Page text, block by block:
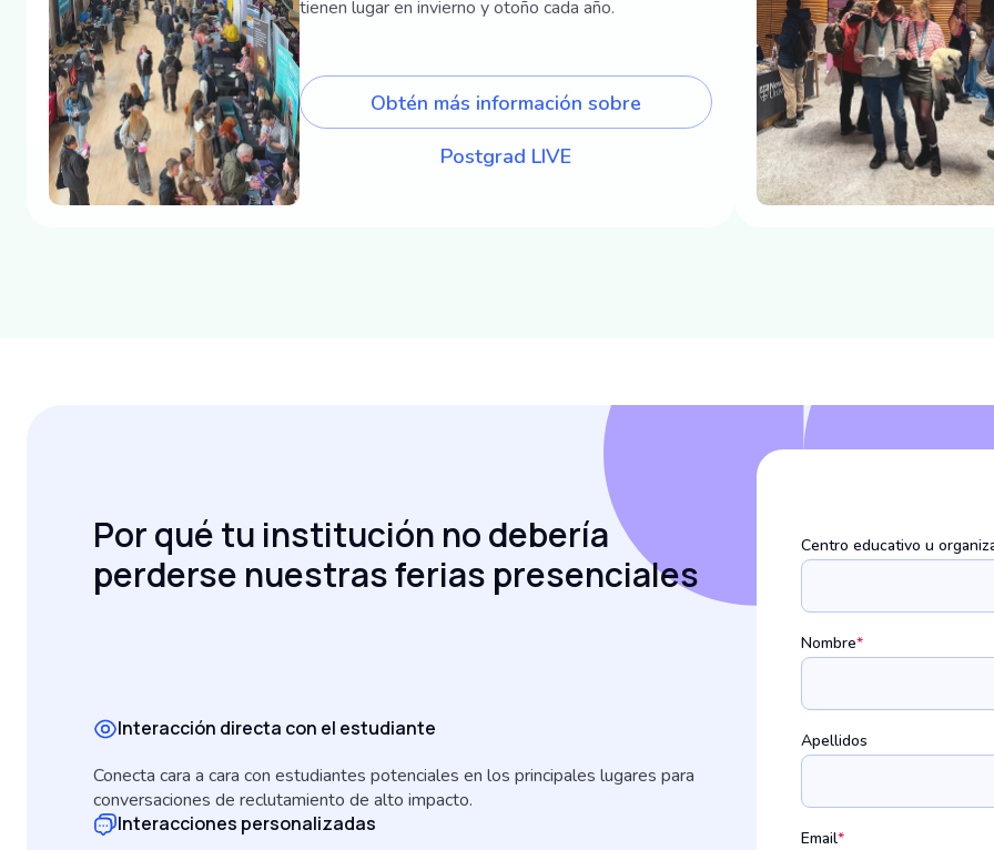
tienen lugar en invierno y otoño cada año.
Obtén más información sobre
Postgrad LIVE
Por qué tu institución no debería
perderse nuestras ferias presenciales
Interacción directa con el estudiante
Conecta cara a cara con estudiantes potenciales en los principales lugares para
conversaciones de reclutamiento de alto impacto.
Interacciones personalizadas
Centro educativo u
Nombre*
Apellidos
Email*